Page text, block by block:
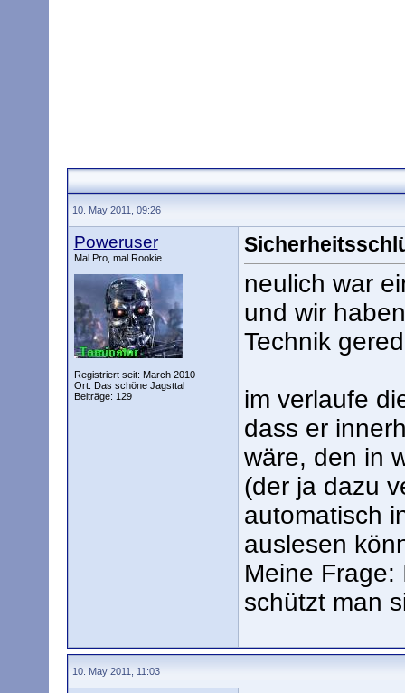
10. May 2011, 09:26
Poweruser
Mal Pro, mal Rookie
Registriert seit: March 2010
Ort: Das schöne Jagsttal
Beiträge: 129
neulich war
und wir
Technik
im verlaufe
dass er
wäre, den in
(der ja dazu
automatisch
auslesen
Meine Frage:
schützt man
10. May 2011, 11:03